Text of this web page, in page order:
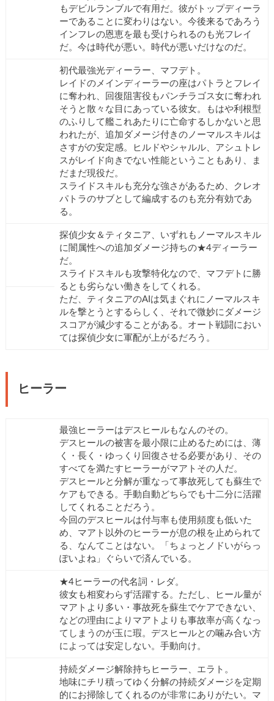
もデビルランブルで有用だ。彼がトップディーラ
ーであることに変わりはない。今後来るであろう
インフレの恩恵を最も受けられるのも光フレイ
だ。今は時代が悪い。時代が悪いだけなのだ。
初代最強光ディーラー、マフデト。
レイドのメインディーラーの座はパトラとフレイ
に奪われ、回復阻害役もパンチラゴス女に奪われ
そうと散々な目にあっている彼女。もはや利根型
のふりして艦これあたりに亡命するしかないと思
われたが、追加ダメージ付きのノーマルスキルは
さすがの安定感。ヒルドやシャルル、アシュトレ
スがレイド向きでない性能ということもあり、ま
だまだ現役だ。
スライドスキルも充分な強さがあるため、クレオ
パトラのサブとして編成するのも充分有効であ
る。
探偵少女＆ティタニア、いずれもノーマルスキル
に闇属性への追加ダメージ持ちの★4ディーラー
だ。
スライドスキルも攻撃特化なので、マフデトに勝
るとも劣らない働きをしてくれる。
ただ、ティタニアのAIは気まぐれにノーマルスキ
ルを撃とうとするらしく、それで微妙にダメージ
スコアが減少することがある。オート戦闘におい
ては探偵少女に軍配が上がるだろう。
ヒーラー
最強ヒーラーはデスヒールもなんのその。
デスヒールの被害を最小限に止めるためには、薄
く・長く・ゆっくり回復させる必要があり、その
すべてを満たすヒーラーがマアトその人だ。
デスヒールと分解が重なって事故死しても蘇生で
ケアもできる。手動自動どちらでも十二分に活躍
してくれることだろう。
今回のデスヒールは付与率も使用頻度も低いた
め、マアト以外のヒーラーが息の根を止められて
る、なんてことはない。「ちょっとノドいがらっ
ぽいよね」ぐらいで済んでいる。
★4ヒーラーの代名詞・レダ。
彼女も相変わらず活躍する。ただし、ヒール量が
マアトより多い・事故死を蘇生でケアできない、
などの理由によりマアトよりも事故率が高くなっ
てしまうのが玉に瑕。デスヒールとの噛み合い方
によっては安定しない。手動向け。
持続ダメージ解除持ちヒーラー、エラト。
地味にチリ積ってゆく分解の持続ダメージを定期
的にお掃除してくれるのが非常にありがたい。マ